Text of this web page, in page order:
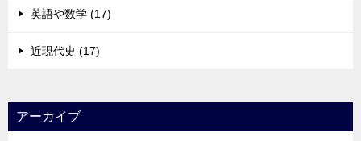
英語や数学 (17)
近現代史 (17)
アーカイブ